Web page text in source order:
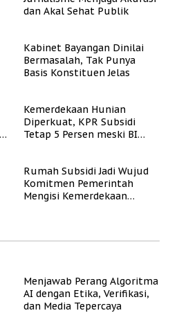
dan Akal Sehat Publik
Kabinet Bayangan Dinilai
Bermasalah, Tak Punya
Basis Konstituen Jelas
Kemerdekaan Hunian
Diperkuat, KPR Subsidi
Tetap 5 Persen meski BI
Rumah Subsidi Jadi Wujud
Komitmen Pemerintah
Mengisi Kemerdekaan
Menjawab Perang Algoritma
AI dengan Etika, Verifikasi,
dan Media Tepercaya